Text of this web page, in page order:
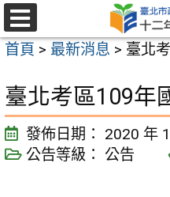
跳
至
主
要
內
容
區
選
單
首頁 > 最新消息 > 臺北
臺北考區109年
發佈日期：
2020 年
公告等級：
公告